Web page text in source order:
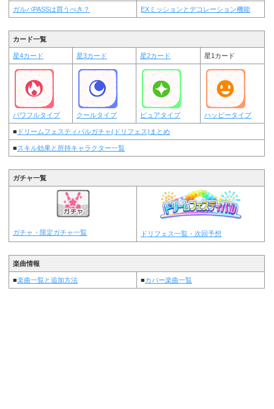
ガルパPASSは買うべき？ EXミッションとデコレーション機能
カード一覧
星4カード 星3カード 星2カード 星1カード
パワフルタイプ クールタイプ ピュアタイプ ハッピータイプ
■ ドリームフェスティバルガチャ(ドリフェス)まとめ
■スキル効果と所持キャラクター一覧
ガチャ一覧
ガチャ・限定ガチャ一覧 ドリフェス一覧・次回予想
楽曲情報
■楽曲一覧と追加方法 ■カバー楽曲一覧